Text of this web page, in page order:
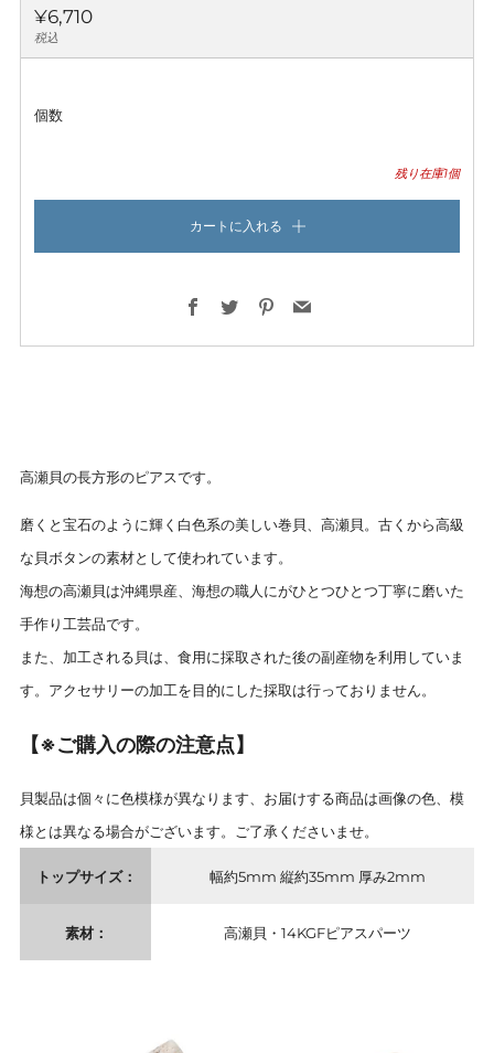
通
常
¥6,710
税込
個数
残り在庫1個
カートに入れる
Facebook
TwitterPinterest
Email
高瀬貝の長方形のピアスです。
磨くと宝石のように輝く白色系の美しい巻貝、高瀬貝。古くから高級
な貝ボタンの素材として使われています。
海想の高瀬貝は沖縄県産、海想の職人にがひとつひとつ丁寧に磨いた
手作り工芸品です。
また、加工される貝は、食用に採取された後の副産物を利用していま
す。アクセサリーの加工を目的にした採取は行っておりません。
【※ご購入の際の注意点】
貝製品は個々に色模様が異なります、お届けする商品は画像の色、模
様とは異なる場合がございます。ご了承くださいませ。
トップサイズ： 幅約5mm 縦約35mm 厚み2mm
素材： 高瀬貝・14KGFピアスパーツ